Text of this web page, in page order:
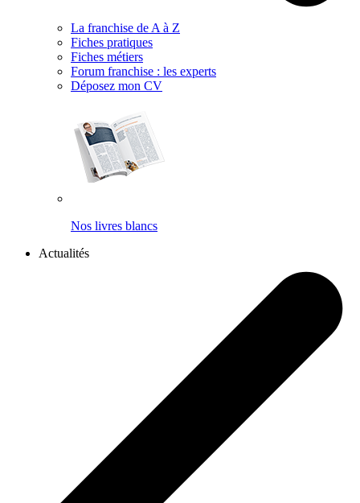
La franchise de A à Z
Fiches pratiques
Fiches métiers
Forum franchise : les experts
Déposez mon CV
Nos livres blancs
Actualités